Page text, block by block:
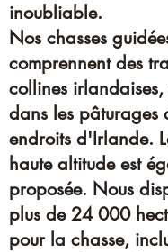
inoubliable.
Nos chasses
comprennent des
collines irlandaises,
dans les pâturages
endroits d'Irlande.
haute altitude est
proposée. Nous
plus de 24 000
pour la chasse,